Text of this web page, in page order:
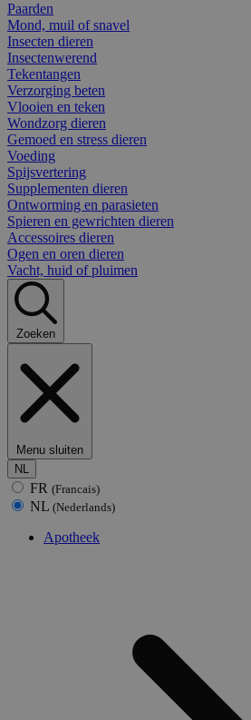
Paarden
Mond, muil of snavel
Insecten dieren
Insectenwerend
Tekentangen
Verzorging beten
Vlooien en teken
Wondzorg dieren
Gemoed en stress dieren
Voeding
Spijsvertering
Supplementen dieren
Ontworming en parasieten
Spieren en gewrichten dieren
Accessoires dieren
Ogen en oren dieren
Vacht, huid of pluimen
Zoeken
Menu sluiten
NL
FR (Francais)
NL (Nederlands)
Apotheek